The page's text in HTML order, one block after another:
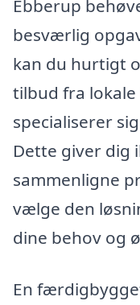
Ebberup
besværlig
kan du hurtigt
tilbud fra
specialiserer
Dette giver dig
sammenligne
vælge den
dine behov og
En